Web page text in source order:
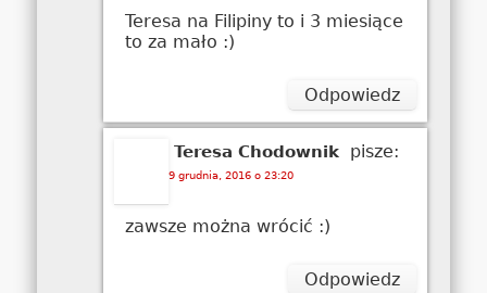
Teresa na Filipiny to i 3 miesiące
to za mało :)
Odpowiedz
Teresa Chodownik pisze:
9 grudnia, 2016 o 23:20
zawsze można wrócić :)
Odpowiedz